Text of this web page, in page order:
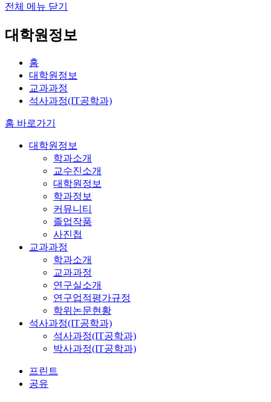
전체 메뉴 닫기
대학원정보
홈
대학원정보
교과과정
석사과정(IT공학과)
홈 바로가기
대학원정보
학과소개
교수진소개
대학원정보
학과정보
커뮤니티
졸업작품
사진첩
교과과정
학과소개
교과과정
연구실소개
연구업적평가규정
학위논문현황
석사과정(IT공학과)
석사과정(IT공학과)
박사과정(IT공학과)
프린트
공유